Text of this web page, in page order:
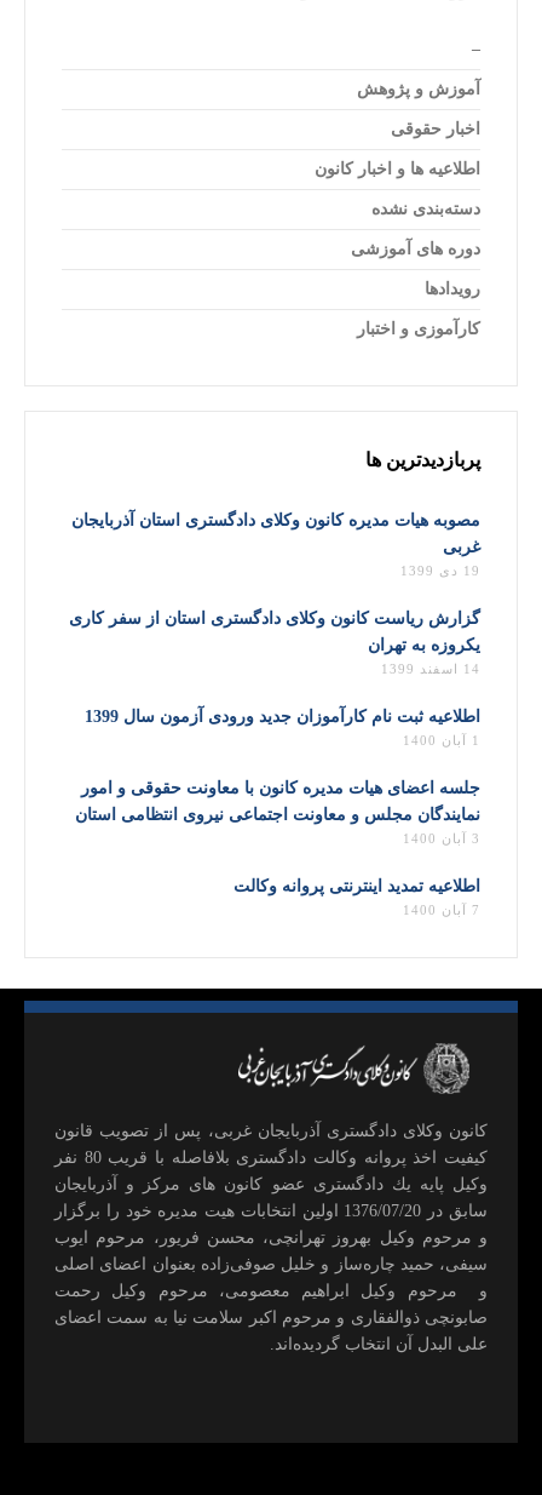
–
آموزش و پژوهش
اخبار حقوقی
اطلاعیه ها و اخبار کانون
دسته‌بندی نشده
دوره های آموزشی
رویدادها
کارآموزی و اختبار
پربازدیدترین ها
مصوبه هیات مدیره کانون وکلای دادگستری استان آذربایجان
غربی
19 دی 1399
گزارش ریاست کانون وکلای دادگستری استان از سفر کاری
یکروزه به تهران
14 اسفند 1399
اطلاعیه ثبت نام کارآموزان جدید ورودی آزمون سال 1399
1 آبان 1400
جلسه اعضای هیات مدیره کانون با معاونت حقوقی و امور
نمایندگان مجلس و معاونت اجتماعی نیروی انتظامی استان
3 آبان 1400
اطلاعیه تمدید اینترنتی پروانه وکالت
7 آبان 1400
كانون وكلای دادگستری آذربايجان غربی، پس از تصويب قانون
كيفيت اخذ پروانه وكالت دادگستری بلافاصله با قريب 80 نفر
وكيل پايه يك دادگستری عضو كانون های مركز و آذربايجان
سابق در 1376/07/20 اولين انتخابات هيت مديره خود را برگزار
و مرحوم وکیل بهروز تهرانچی، محسن فريور، مرحوم ايوب
سيفی، حميد چاره‌ساز و خليل صوفی‌زاده بعنوان اعضای اصلی
و مرحوم وکیل ابراهيم معصومی، مرحوم وکیل رحمت
صابونچی ذوالفقاری و مرحوم اكبر سلامت نيا به سمت اعضای
علی البدل آن انتخاب گرديده‌اند.